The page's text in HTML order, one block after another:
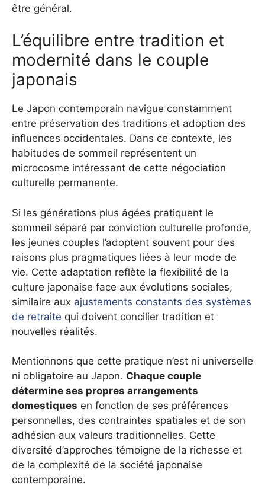
être général.
L’équilibre entre tradition et
modernité dans le couple
japonais
Le Japon contemporain navigue constamment
entre préservation des traditions et adoption des
influences occidentales. Dans ce contexte, les
habitudes de sommeil représentent un
microcosme intéressant de cette négociation
culturelle permanente.
Si les générations plus âgées pratiquent le
sommeil séparé par conviction culturelle profonde,
les jeunes couples l’adoptent souvent pour des
raisons plus pragmatiques liées à leur mode de
vie. Cette adaptation reflète la flexibilité de la
culture japonaise face aux évolutions sociales,
similaire aux ajustements constants des systèmes
de retraite qui doivent concilier tradition et
nouvelles réalités.
Mentionnons que cette pratique n’est ni universelle
ni obligatoire au Japon. Chaque couple
détermine ses propres arrangements
domestiques en fonction de ses préférences
personnelles, des contraintes spatiales et de son
adhésion aux valeurs traditionnelles. Cette
diversité d’approches témoigne de la richesse et
de la complexité de la société japonaise
contemporaine.